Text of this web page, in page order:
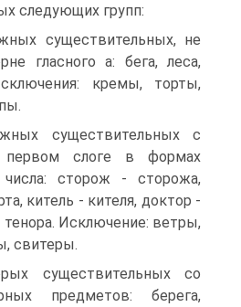
следующих групп:
существительных, не
гласного а: бега, леса,
кремы, торты,
существительных с
первом слоге в формах
числа: сторож - сторожа,
китель - кителя, доктор -
тенора. Исключение: ветры,
свитеры.
существительных со
предметов: берега,